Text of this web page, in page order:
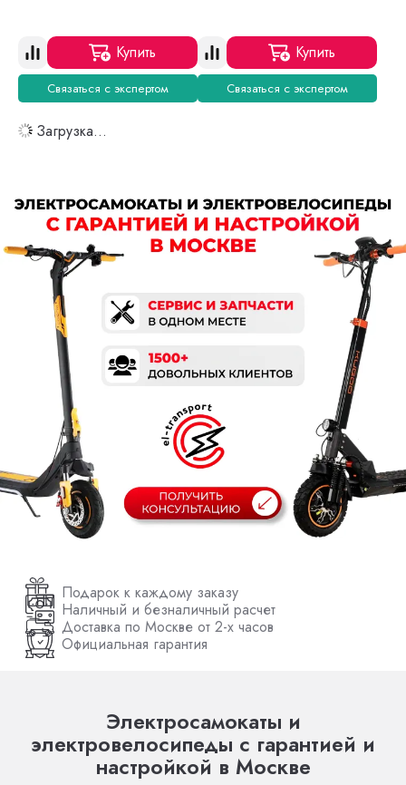
Купить
Связаться с экспертом
Купить
Связаться с экспертом
Загрузка...
Подарок к каждому заказу
Наличный и безналичный расчет
Доставка по Москве от 2-х часов
Официальная гарантия
Электросамокаты и
электровелосипеды с гарантией и
настройкой в Москве